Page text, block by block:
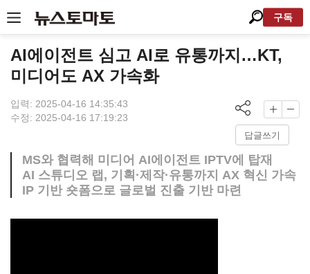
구독
AI에이전트 심고 AI로 유통까지…KT,
미디어도 AX 가속화
입력: 2025-04-16 14:35:43
수정: 2025-04-16 17:19:23
답글쓰기
MS와 협력해 미디어 AI에이전트 IPTV에 탑재
AI 스튜디오 랩, 기획·제작·유통까지 AX 혁신 가속
IP 기반 숏폼으로 글로벌 진출 기반 마련